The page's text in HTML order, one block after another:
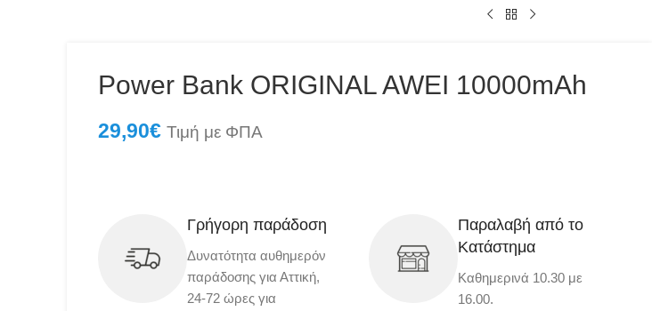
Power Bank ORIGINAL AWEI 10000mAh
29,90€ Τιμή με ΦΠΑ
Γρήγορη παράδοση
Δυνατότητα αυθημερόν
παράδοσης για Αττική,
24-72 ώρες για
Παραλαβή από το
Κατάστημα
Καθημερινά 10.30 με
16.00.